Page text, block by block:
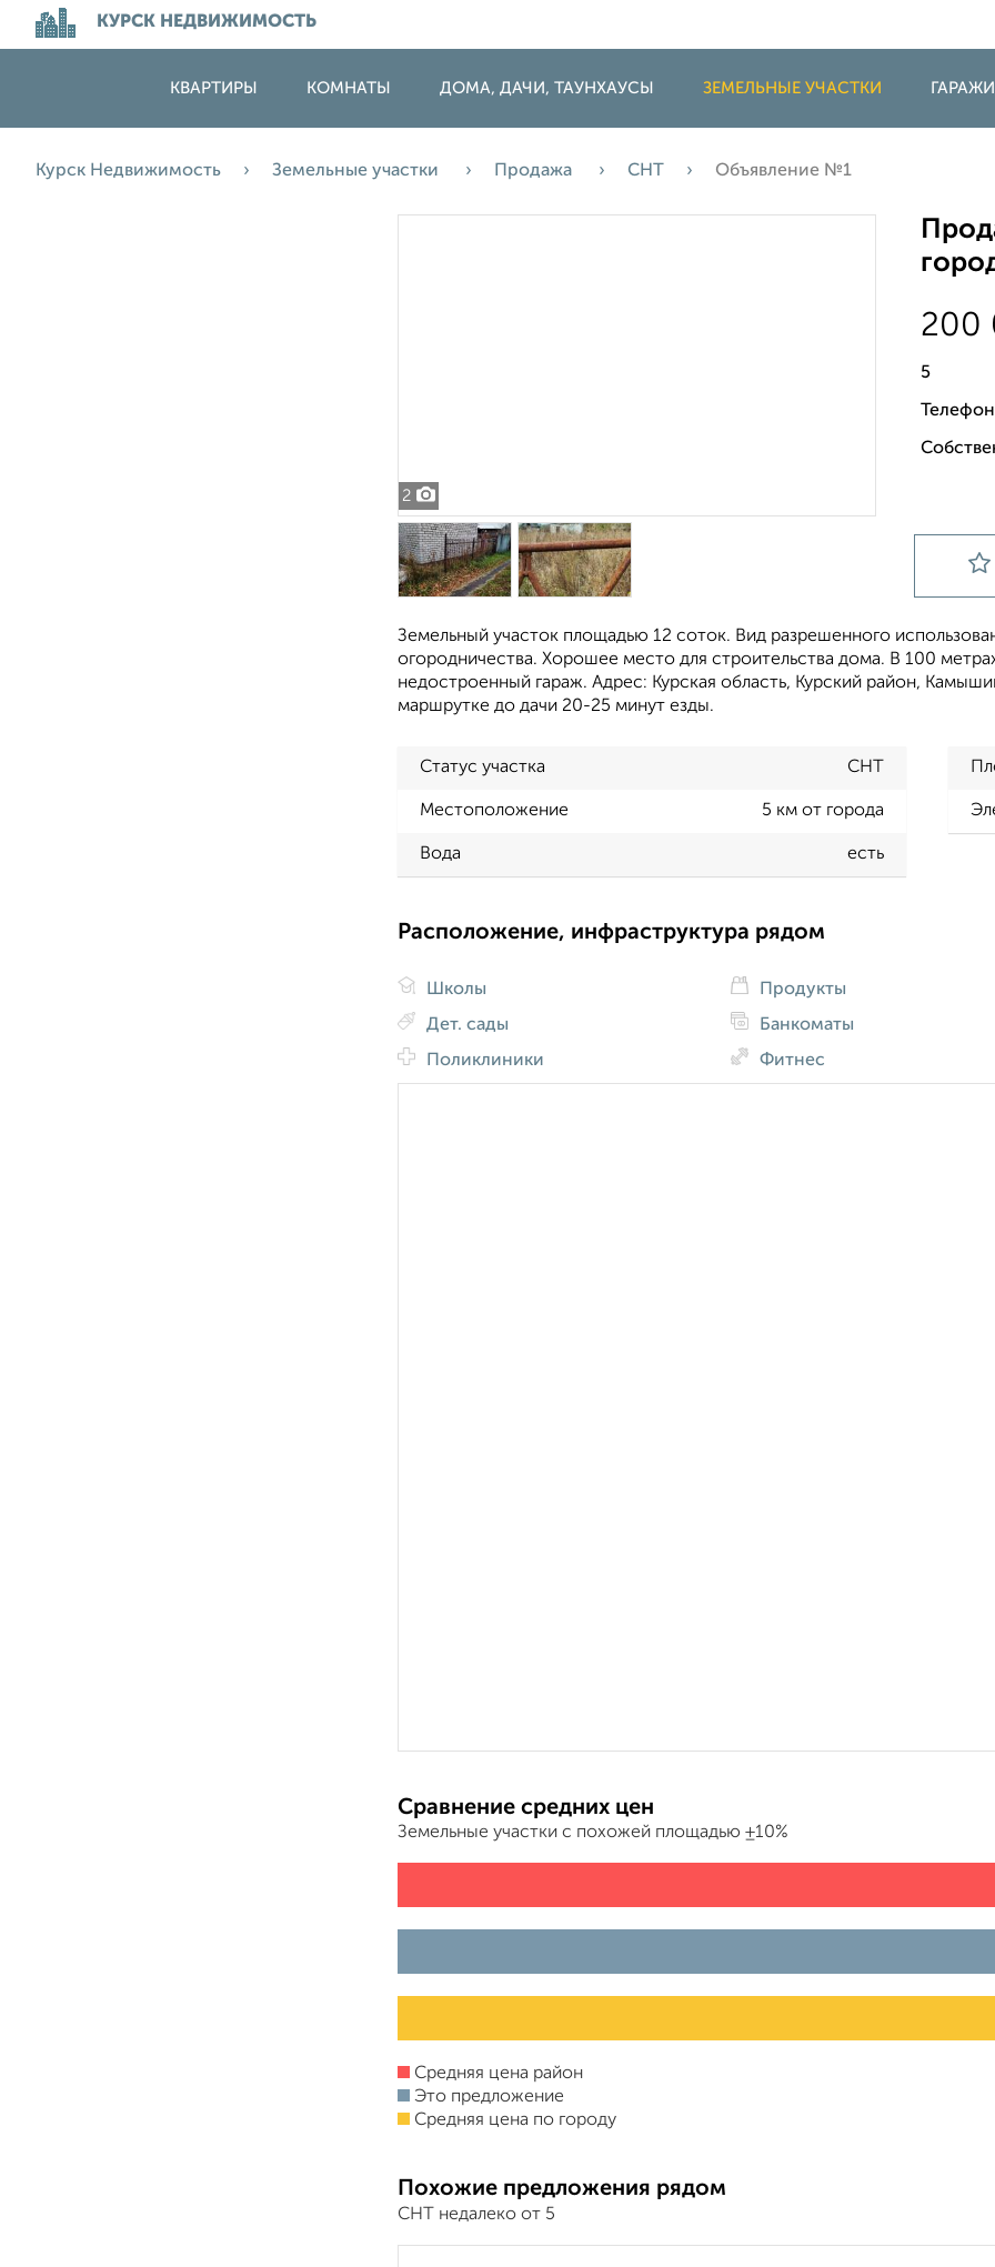
КУРСК НЕДВИЖИМОСТЬ
КВАРТИРЫ КОМНАТЫ ДОМА, ДАЧИ, ТАУНХАУСЫ ЗЕМЕЛЬНЫЕ УЧАСТКИ
Курск Недвижимость Земельные участки Продажа СНТ Объявление №1
2
200
5
Земельный участок площадью 12 соток. Вид разрешенного
огородничества. Хорошее место для строительства дома. В 100
недостроенный гараж. Адрес: Курская область, Курский район,
маршрутке до дачи 20-25 минут езды.
Статус участка СНТ
Местоположение 5 км от города
Вода есть
Расположение, инфраструктура рядом
Школы
Дет. сады
Поликлиники
Продукты
Банкоматы
Фитнес
Сравнение средних цен
Земельные участки с похожей площадью ±10%
Средняя цена район
Это предложение
Средняя цена по городу
Похожие предложения рядом
СНТ недалеко от 5